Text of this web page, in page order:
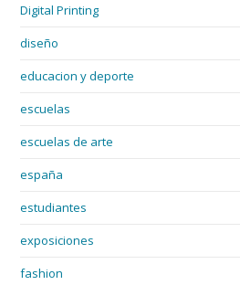
Digital Printing
diseño
educacion y deporte
escuelas
escuelas de arte
españa
estudiantes
exposiciones
fashion